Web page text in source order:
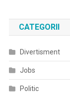
CATEGORII
Divertisment
Jobs
Politic